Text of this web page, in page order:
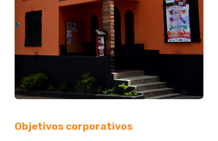
Objetivos corporativos